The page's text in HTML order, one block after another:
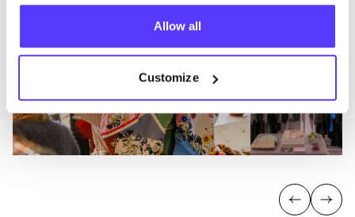
Allow all
Customize
Previous
Next